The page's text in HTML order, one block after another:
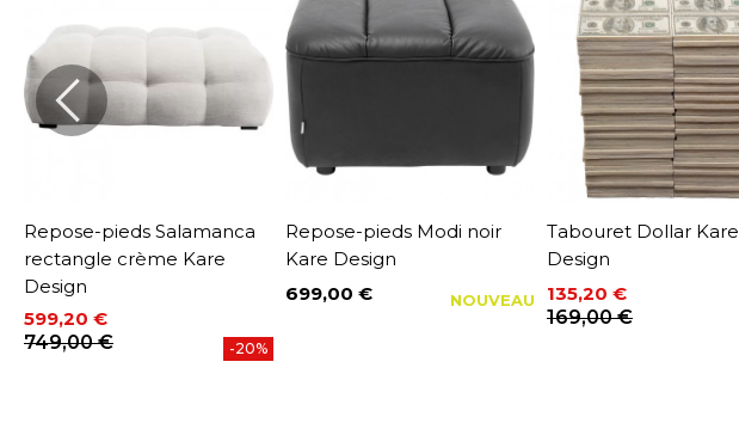
Repose-pieds Salamanca
rectangle crème Kare
Design
Prix
599,20 €
Prix de base
749,00 € -20%
Repose-pieds Modi noir
Kare Design
Prix
699,00 € NOUVEAU
Tabouret Dollar Kare
Design
Prix
135,20 €
Prix de base
169,00 €